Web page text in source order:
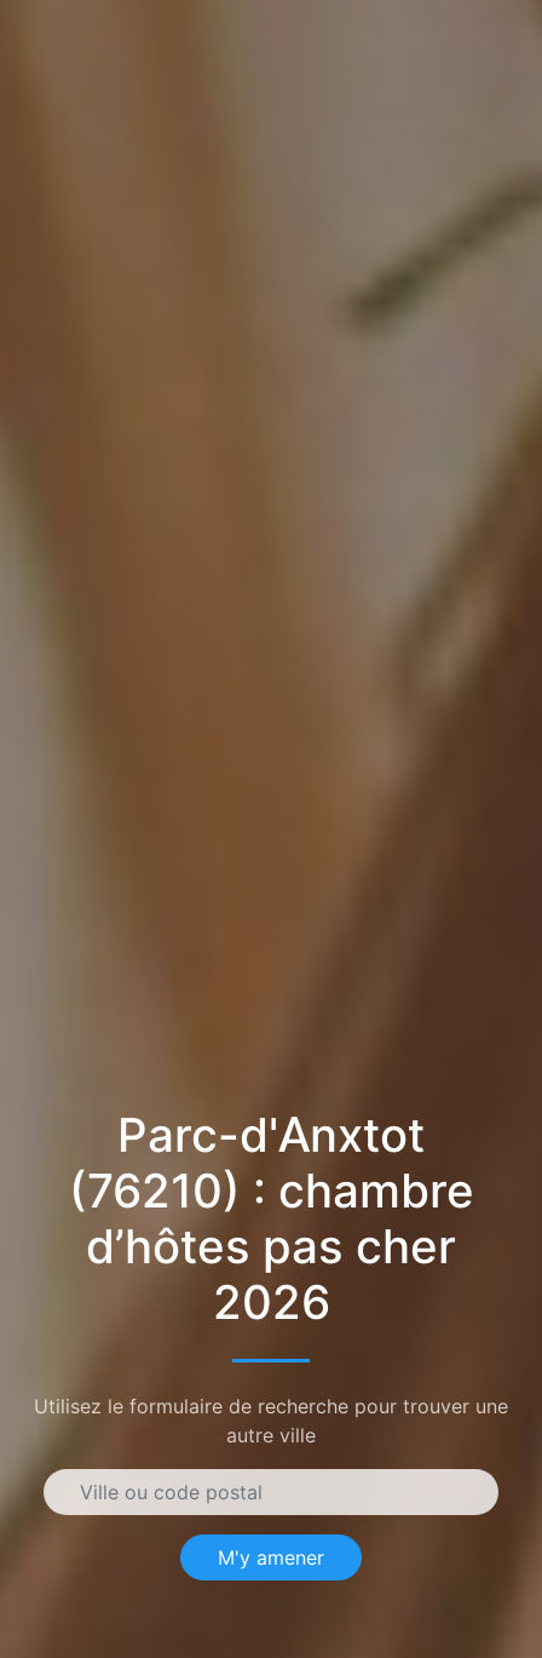
Parc-d'Anxtot
(76210) : chambre
d’hôtes pas cher
2026
Utilisez le formulaire de recherche pour trouver une
autre ville
M'y amener